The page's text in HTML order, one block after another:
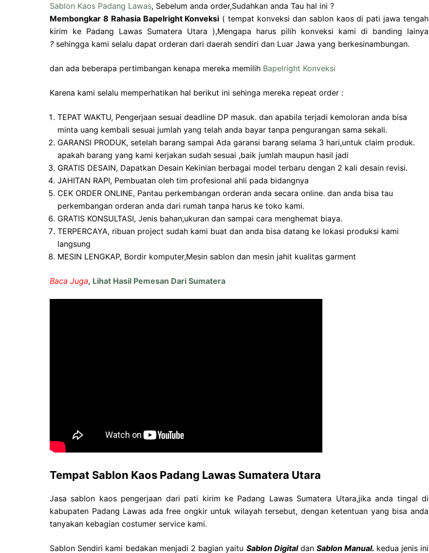
Sablon Kaos Padang Lawas, Sebelum anda order,Sudahkan anda Tau hal ini ?
Membongkar 8 Rahasia Bapelright Konveksi ( tempat konveksi dan sablon kaos di pati jawa tengah
kirim ke Padang Lawas Sumatera Utara ),Mengapa harus pilih konveksi kami di banding lainya
? sehingga kami selalu dapat orderan dari daerah sendiri dan Luar Jawa yang berkesinambungan.
dan ada beberapa pertimbangan kenapa mereka memilih Bapelright Konveksi
Karena kami selalu memperhatikan hal berikut ini sehinga mereka repeat order :
TEPAT WAKTU, Pengerjaan sesuai deadline DP masuk. dan apabila terjadi kemoloran anda bisa
minta uang kembali sesuai jumlah yang telah anda bayar tanpa pengurangan sama sekali.
GARANSI PRODUK, setelah barang sampai Ada garansi barang selama 3 hari,untuk claim produk.
apakah barang yang kami kerjakan sudah sesuai ,baik jumlah maupun hasil jadi
GRATIS DESAIN, Dapatkan Desain Kekinian berbagai model terbaru dengan 2 kali desain revisi.
JAHITAN RAPI, Pembuatan oleh tim profesional ahli pada bidangnya
CEK ORDER ONLINE, Pantau perkembangan orderan anda secara online. dan anda bisa tau
perkembangan orderan anda dari rumah tanpa harus ke toko kami.
GRATIS KONSULTASI, Jenis bahan,ukuran dan sampai cara menghemat biaya.
TERPERCAYA, ribuan project sudah kami buat dan anda bisa datang ke lokasi produksi kami
langsung
MESIN LENGKAP, Bordir komputer,Mesin sablon dan mesin jahit kualitas garment
Baca Juga, Lihat Hasil Pemesan Dari Sumatera
Tempat Sablon Kaos Padang Lawas Sumatera Utara
Jasa sablon kaos pengerjaan dari pati kirim ke Padang Lawas Sumatera Utara,jika anda tingal di
kabupaten Padang Lawas ada free ongkir untuk wilayah tersebut, dengan ketentuan yang bisa anda
tanyakan kebagian costumer service kami.
Sablon Sendiri kami bedakan menjadi 2 bagian yaitu Sablon DigitaldanSablon Manual. kedua jenis ini